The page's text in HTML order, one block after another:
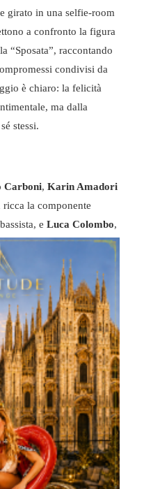
e girato in una selfie-room
a confronto la figura
“Sposata”, raccontando
condivisi da
è chiaro: la felicità
ma dalla
stessi.
Carboni, Karin Amadori
ricca la componente
e Luca Colombo,